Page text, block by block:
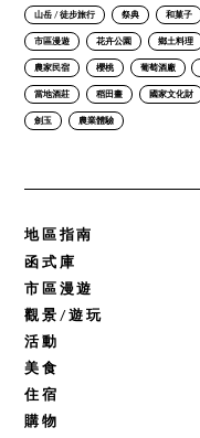
山岳 / 徒步旅行 祭典 和菓子
市區漫遊 花卉公園 鄉土料理
農家民宿 櫻桃 葡萄酒廠
當地酒莊 稻田畫 國家文化財
劍玉 農業體驗
地區指南
函式庫
市區漫遊
觀景/遊玩
活動
美食
住宿
購物